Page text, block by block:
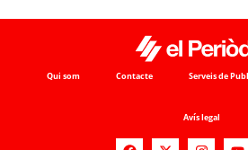
Qui som Contacte Serveis de
Avís legal